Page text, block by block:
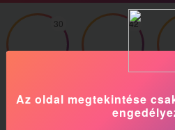
30 42
Az oldal megtekintése